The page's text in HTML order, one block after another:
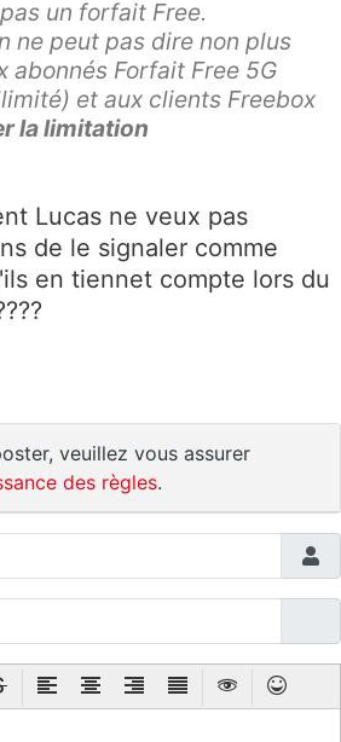
un forfait Free.
ne peut pas dire non plus
abonnés Forfait Free 5G
et aux clients Freebox
la limitation
Lucas ne veux pas
de le signaler comme
en tiennet compte lors du
veuillez vous assurer
des règles.